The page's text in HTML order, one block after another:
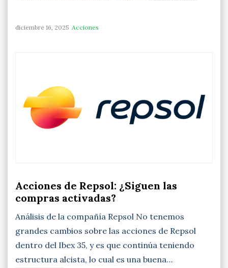
diciembre 16, 2025 Acciones
Acciones de Repsol: ¿Siguen las
compras activadas?
Análisis de la compañía Repsol No tenemos
grandes cambios sobre las acciones de Repsol
dentro del Ibex 35, y es que continúa teniendo
estructura alcista, lo cual es una buena…